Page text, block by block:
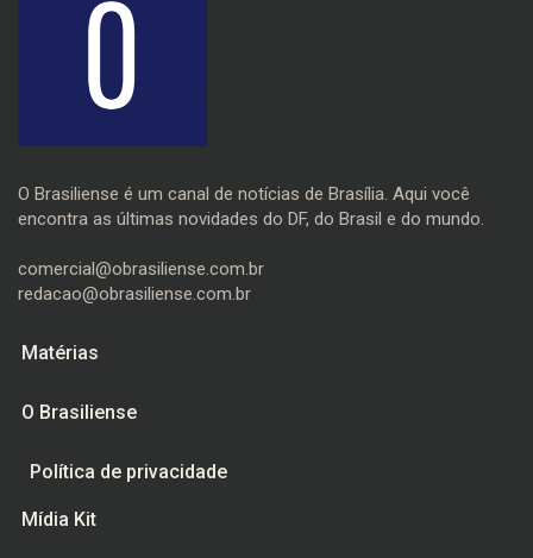
O Brasiliense é um canal de notícias de Brasília. Aqui você
encontra as últimas novidades do DF, do Brasil e do mundo.
comercial@obrasiliense.com.br
redacao@obrasiliense.com.br
Matérias
O Brasiliense
Política de privacidade
Mídia Kit